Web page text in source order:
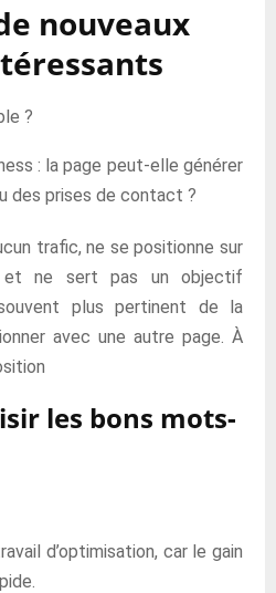
nouveaux
?
: la page peut-elle générer
des prises de contact ?
trafic, ne se positionne sur
et ne sert pas un objectif
plus pertinent de la
avec une autre page. À
les bons mots-
d’optimisation, car le gain